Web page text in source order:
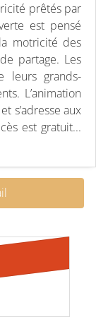
prêtés par
est pensé
motricité des
partage. Les
leurs grands-
L’animation
s’adresse aux
est gratuit...